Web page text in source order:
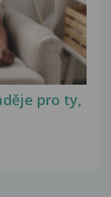
pro ty,